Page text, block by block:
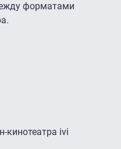
форматами
кинотеатра ivi